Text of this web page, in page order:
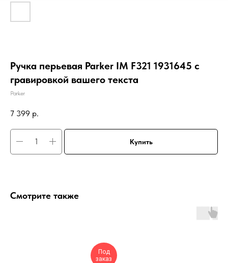
Ручка перьевая Parker IM F321 1931645 с
гравировкой вашего текста
Parker
7 399 р.
Купить
Смотрите также
Под
заказ